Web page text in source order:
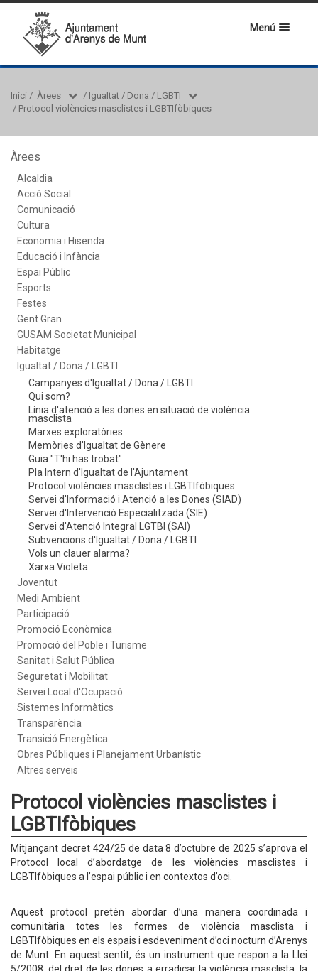
Menú
Inici / Àrees / Igualtat / Dona / LGBTI
/ Protocol violències masclistes i LGBTIfòbiques
Àrees
Alcaldia
Acció Social
Comunicació
Cultura
Economia i Hisenda
Educació i Infància
Espai Públic
Esports
Festes
Gent Gran
GUSAM Societat Municipal
Habitatge
Igualtat / Dona / LGBTI
Campanyes d'Igualtat / Dona / LGBTI
Qui som?
Línia d'atenció a les dones en situació de violència
masclista
Marxes exploratòries
Memòries d'Igualtat de Gènere
Guia "T'hi has trobat"
Pla Intern d'Igualtat de l'Ajuntament
Protocol violències masclistes i LGBTIfòbiques
Servei d'Informació i Atenció a les Dones (SIAD)
Servei d'Intervenció Especialitzada (SIE)
Servei d'Atenció Integral LGTBI (SAI)
Subvencions d'Igualtat / Dona / LGBTI
Vols un clauer alarma?
Xarxa Violeta
Joventut
Medi Ambient
Participació
Promoció Econòmica
Promoció del Poble i Turisme
Sanitat i Salut Pública
Seguretat i Mobilitat
Servei Local d'Ocupació
Sistemes Informàtics
Transparència
Transició Energètica
Obres Públiques i Planejament Urbanístic
Altres serveis
Protocol violències masclistes i
LGBTIfòbiques
Mitjançant decret 424/25 de data 8 d’octubre de 2025 s’aprova el
Protocol local d’abordatge de les violències masclistes i
LGBTIfòbiques a l’espai públic i en contextos d’oci.
Aquest protocol pretén abordar d’una manera coordinada i
comunitària totes les formes de violència masclista i
LGBTIfòbiques en els espais i esdeveniment d’oci nocturn d’Arenys
de Munt. En aquest sentit, és un instrument que respon a la Llei